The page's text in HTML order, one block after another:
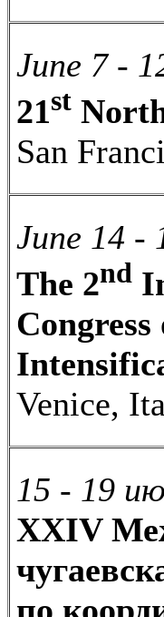
June 7 -
21st
San
June 14 -
The 2nd
Congress
Venice,
15 - 19
XXIV